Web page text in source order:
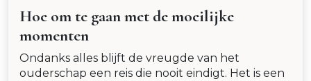
Hoe om te gaan met de moeilijke
momenten
Ondanks alles blijft de vreugde van het
ouderschap een reis die nooit eindigt. Het is een